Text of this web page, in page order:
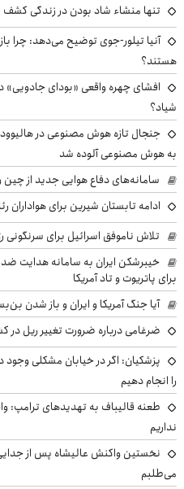
تنها منشاء شاد بودن در زندگی
آنیا تیلور-جوی توضیح می‌دهد: چرا
هستند؟
افشای چهره واقعی «بودای جادویی»
شیاد؟
جنجال تازه هوش مصنوعی در
به هوش مصنوعی آلوده شد
سامانه‌های دفاع هوایی جدید از چین
ادامه تابستان شیرین برای
تلاش ناموفق اسرائیل برای سرنگونی
خیبرشکن ایران به سامانه هدایت
برای پاتریوت و تاد آمریکا
آیا جنگ آمریکا و ایران و باز شدن
ضرغامی درباره ضرورت تغییر ریل
پزشکیان: اگر در خیابان مشکلی
را انجام دهیم
طعنه قالیباف به تهدیدهای ترامپ:
نداریم
نخستین واکنش عالیشاه پس از
می‌طلبم